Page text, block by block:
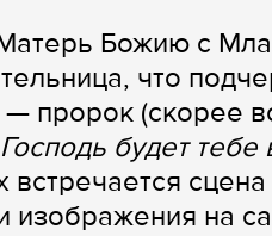
Божию с
что
пророк (скорее
Господь будет
встречается
изображения на